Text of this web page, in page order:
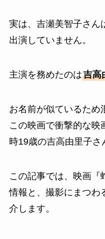
実は、吉瀬美智子さん
出演していません。
主演を務めたのは吉高
お名前が似ているため
この映画で衝撃的な映
時19歳の吉高由里子さ
この記事では、映画『
情報と、撮影にまつわ
介します。